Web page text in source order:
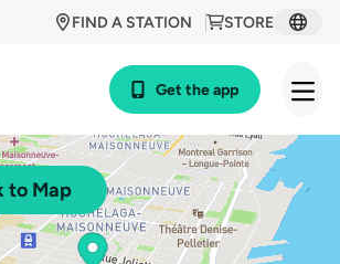
STORE
FIND A STATION
Get the app
to Map